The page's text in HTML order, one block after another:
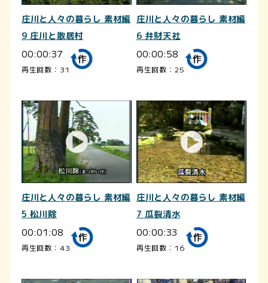
庄川と人々の暮らし 素材編
9 庄川と散居村
00:00:37
再生回数：31
庄川と人々の暮らし 素材編
6 弁財天社
00:00:58
再生回数：25
庄川と人々の暮らし 素材編
5 松川除
00:01:08
再生回数：43
庄川と人々の暮らし 素材編
7 瓜裂清水
00:00:33
再生回数：16